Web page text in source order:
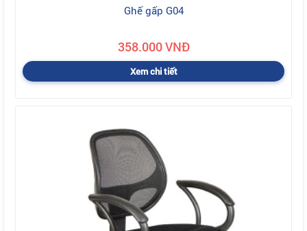
Ghế gấp G04
358.000 VNĐ
Xem chi tiết